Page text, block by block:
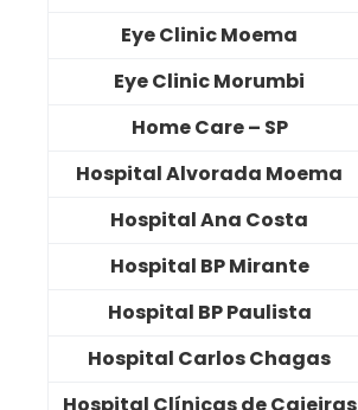
Eye Clinic Moema
Eye Clinic Morumbi
Home Care – SP
Hospital Alvorada Moema
Hospital Ana Costa
Hospital BP Mirante
Hospital BP Paulista
Hospital Carlos Chagas
Hospital Clínicas de Caieiras